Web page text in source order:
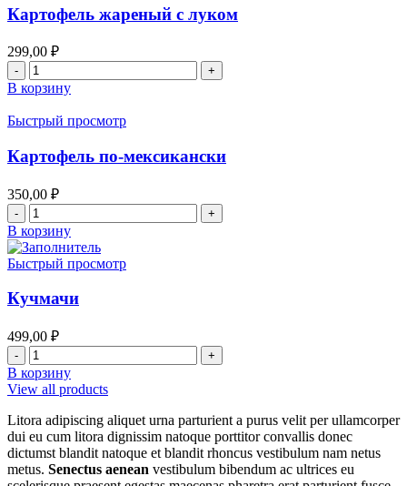
хлебной
Картофель жареный с луком
299,00 ₽
Количество
товара
Картофель
жареный
луком
В корзину
Быстрый просмотр
Картофель по-мексикански
350,00 ₽
Количество
товара
Картофель
по-
мексикански
В корзину
Быстрый просмотр
Кучмачи
499,00 ₽
Количество
товара
Кучмачи
В корзину
View all products
Litora adipiscing aliquet urna parturient a purus velit per ullamcorper
dui eu cum litora dignissim natoque porttitor convallis donec
dictumst blandit natoque et blandit rhoncus vestibulum nam netus
metus. Senectus aenean vestibulum bibendum ac ultrices eu